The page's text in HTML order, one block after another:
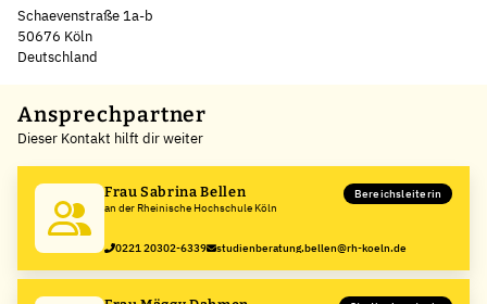
Schaevenstraße 1a-b
50676 Köln
Deutschland
+
−
Ansprechpartner
Dieser Kontakt hilft dir weiter
Frau Sabrina Bellen
an der Rheinische Hochschule Köln
Bereichsleiterin
0221 20302-6339 studienberatung.bellen@rh-koeln.de